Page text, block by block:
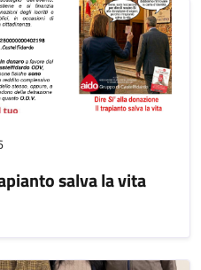
salva la vita